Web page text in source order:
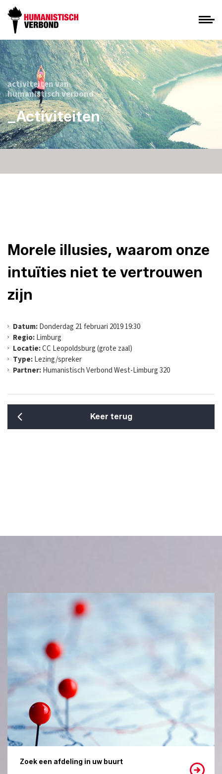
activiteiten van
humanistisch verbond
_Activiteiten
Morele illusies, waarom onze
intuïties niet te vertrouwen
zijn
Datum:Donderdag 21 februari 2019 19:30
Regio:Limburg
Locatie:CC Leopoldsburg (grote zaal)
Type:Lezing/spreker
Partner:Humanistisch Verbond West-Limburg 320
Keer terug
Zoek een afdeling in uw buurt